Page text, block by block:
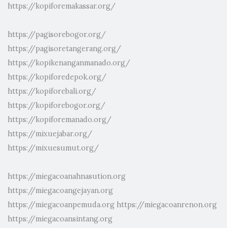
https://kopiforemakassar.org/
https://pagisorebogor.org/
https://pagisoretangerang.org/
https://kopikenanganmanado.org/
https://kopiforedepok.org/
https://kopiforebali.org/
https://kopiforebogor.org/
https://kopiforemanado.org/
https://mixuejabar.org/
https://mixuesumut.org/
https://miegacoanahnasution.org
https://miegacoangejayan.org
https://miegacoanpemuda.org https://miegacoanrenon.org
https://miegacoansintang.org